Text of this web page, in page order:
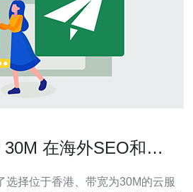
在海外SEO和
选择位于香港、带宽为30M的云服